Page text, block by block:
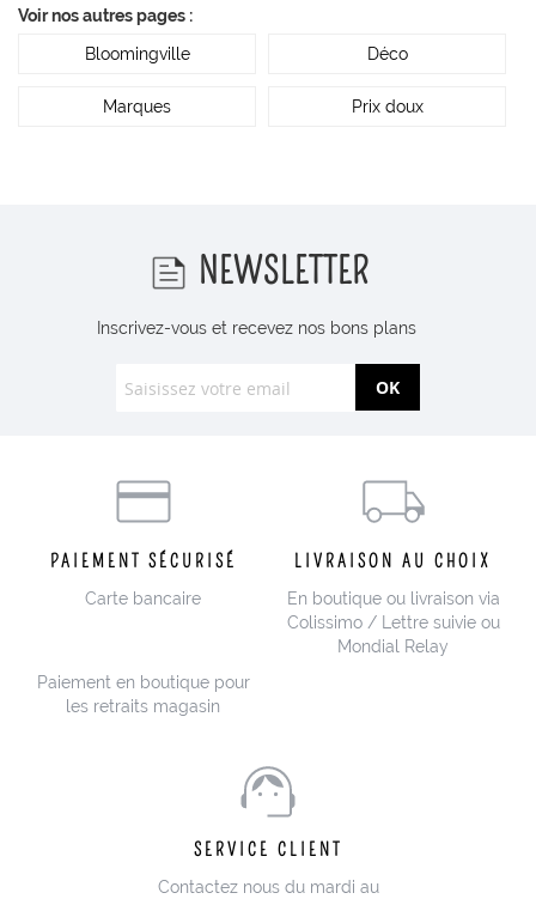
Voir nos autres pages :
Bloomingville
Déco
Marques Prix doux
NEWSLETTER
Inscrivez-vous et recevez nos bons plans
OK
PAIEMENT SÉCURISÉ
Carte bancaire
Paiement en boutique pour
les retraits magasin
LIVRAISON AU CHOIX
En boutique ou livraison via
Colissimo / Lettre suivie ou
Mondial Relay
SERVICE CLIENT
Contactez nous du mardi au